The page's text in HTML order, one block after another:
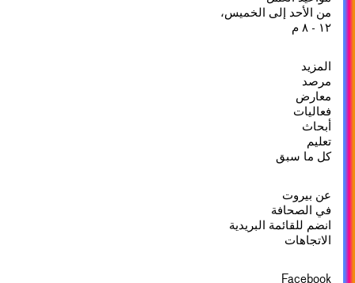
من الأحد إلى الخميس،
١٢ - ٨ م
المزيد
مرصد
معارض
فعاليات
أبحاث
تعليم
كل ما سبق
عن بيروت
في الصحافة
انضم للقائمة البريدية
الاتجاهات
Facebook